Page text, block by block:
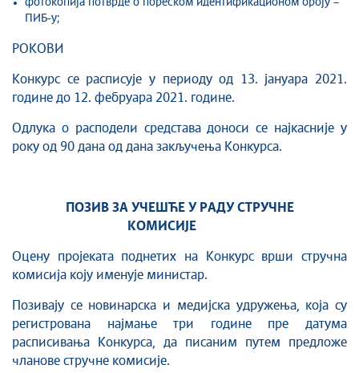
фотокопија потврде о пореском идентификационом броју –
ПИБ-у;
РОКОВИ
Конкурс се расписује у периоду од 13. јануара 2021.
године до 12. фебруара 2021. године.
Одлука о расподели средстава доноси се најкасније у
року од 90 дана од дана закључења Конкурса.
ПОЗИВ ЗА УЧЕШЋЕ У РАДУ СТРУЧНЕ
КОМИСИЈЕ
Оцену пројеката поднетих на Конкурс врши стручна
комисија коју именује министар.
Позивају се новинарска и медијска удружења, која су
регистрована најмање три године пре датума
расписивања Конкурса, да писаним путем предложе
чланове стручне комисије.